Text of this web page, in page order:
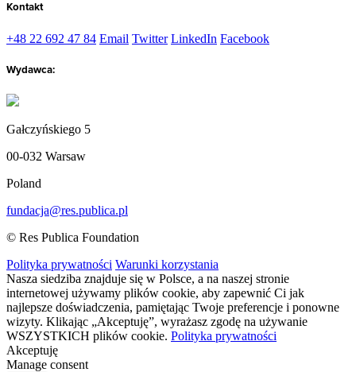
Kontakt
+48 22 692 47 84 Email Twitter LinkedIn Facebook
Wydawca:
Gałczyńskiego 5
00-032 Warsaw
Poland
fundacja@res.publica.pl
© Res Publica Foundation
Polityka prywatności Warunki korzystania
Nasza siedziba znajduje się w Polsce, a na naszej stronie
internetowej używamy plików cookie, aby zapewnić Ci jak
najlepsze doświadczenia, pamiętając Twoje preferencje i ponowne
wizyty. Klikając „Akceptuję”, wyrażasz zgodę na używanie
WSZYSTKICH plików cookie. Polityka prywatności
Akceptuję
Manage consent